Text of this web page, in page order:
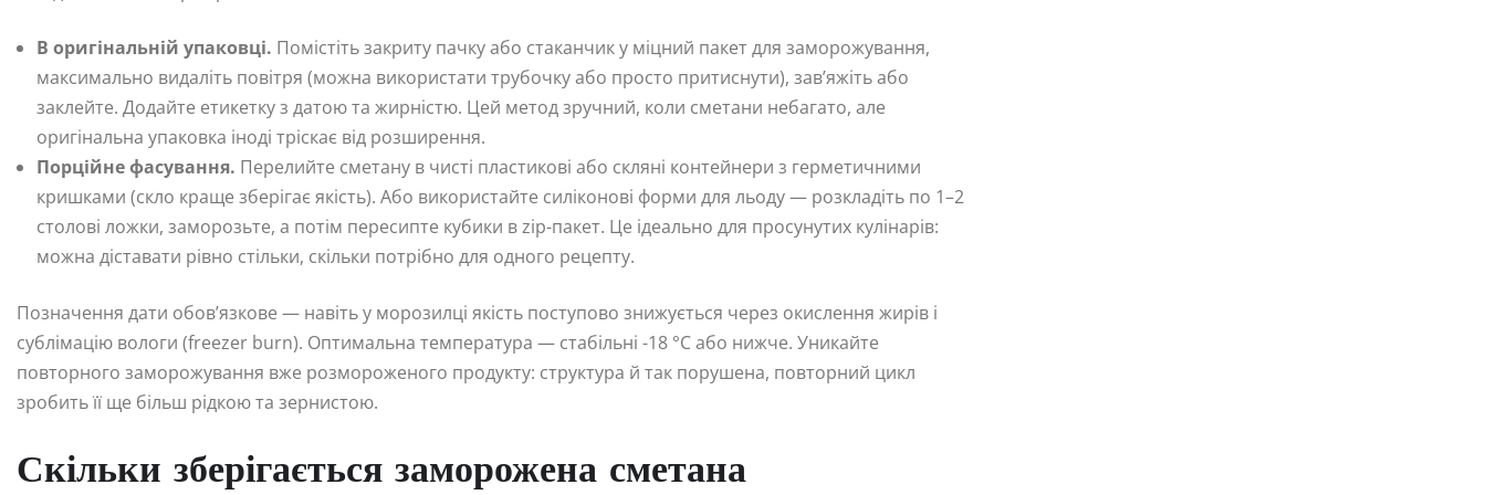
В оригінальній упаковці. Помістіть закриту пачку або стаканчик у міцний пакет для заморожування,
максимально видаліть повітря (можна використати трубочку або просто притиснути), зав’яжіть або
заклейте. Додайте етикетку з датою та жирністю. Цей метод зручний, коли сметани небагато, але
оригінальна упаковка іноді тріскає від розширення.
Порційне фасування. Перелийте сметану в чисті пластикові або скляні контейнери з герметичними
кришками (скло краще зберігає якість). Або використайте силіконові форми для льоду — розкладіть по 1–2
столові ложки, заморозьте, а потім пересипте кубики в zip-пакет. Це ідеально для просунутих кулінарів:
можна діставати рівно стільки, скільки потрібно для одного рецепту.
Позначення дати обов’язкове — навіть у морозилці якість поступово знижується через окислення жирів і
сублімацію вологи (freezer burn). Оптимальна температура — стабільні -18 °C або нижче. Уникайте
повторного заморожування вже розмороженого продукту: структура й так порушена, повторний цикл
зробить її ще більш рідкою та зернистою.
Скільки зберігається заморожена сметана